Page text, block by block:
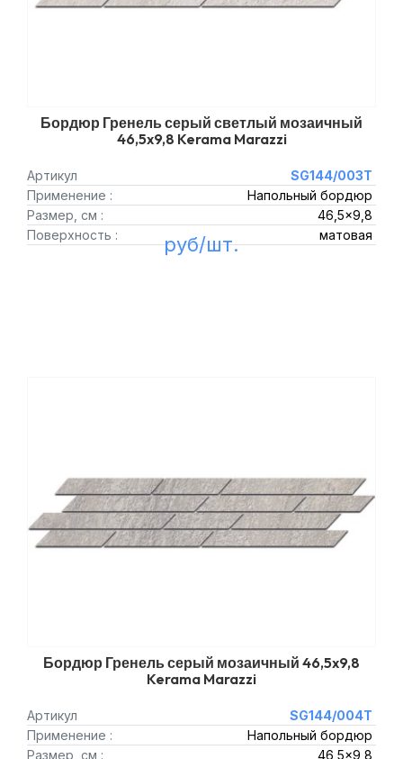
Бордюр Гренель серый светлый мозаичный
46,5x9,8 Kerama Marazzi
Артикул
SG144/003T
Применение :
Напольный бордюр
Размер, см :
46,5x9,8
Поверхность :
матовая
руб/шт.
Бордюр Гренель серый мозаичный 46,5x9,8
Kerama Marazzi
Артикул
SG144/004T
Применение :
Напольный бордюр
Размер, см :
46,5x9,8